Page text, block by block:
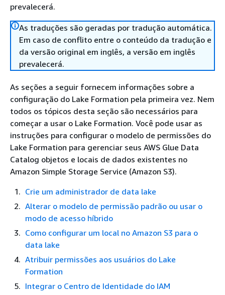
prevalecerá.
As traduções são geradas por tradução automática.
Em caso de conflito entre o conteúdo da tradução e
da versão original em inglês, a versão em inglês
prevalecerá.
As seções a seguir fornecem informações sobre a
configuração do Lake Formation pela primeira vez. Nem
todos os tópicos desta seção são necessários para
começar a usar o Lake Formation. Você pode usar as
instruções para configurar o modelo de permissões do
Lake Formation para gerenciar seus AWS Glue Data
Catalog objetos e locais de dados existentes no
Amazon Simple Storage Service (Amazon S3).
Crie um administrador de data lake
Alterar o modelo de permissão padrão ou usar o
modo de acesso híbrido
Como configurar um local no Amazon S3 para o
data lake
Atribuir permissões aos usuários do Lake
Formation
Integrar o Centro de Identidade do IAM